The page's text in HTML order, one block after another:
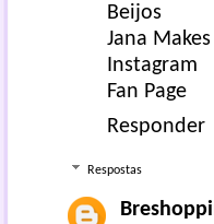
Beijos
Jana
Instagram
Fan Page
Responder
Respostas